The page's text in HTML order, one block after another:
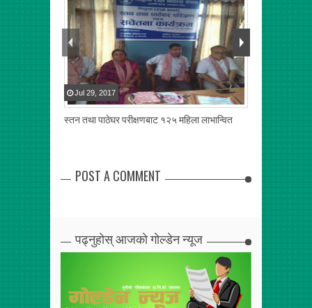
स्तन तथा पाठेघर परीक्षणबाट १२५ महिला लाभान्वित
Jul 29 2017
POST A COMMENT
पढ्नुहोस् आजको गोल्डेन न्यूज